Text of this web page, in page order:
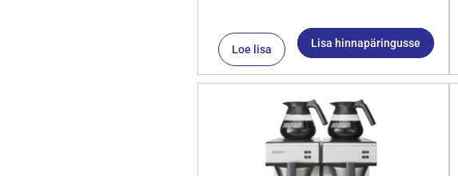
Loe lisa Lisa hinnapäringusse